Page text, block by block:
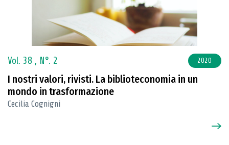
Vol. 38 , N°. 2 2020
I nostri valori, rivisti. La biblioteconomia in un
mondo in trasformazione
Cecilia Cognigni